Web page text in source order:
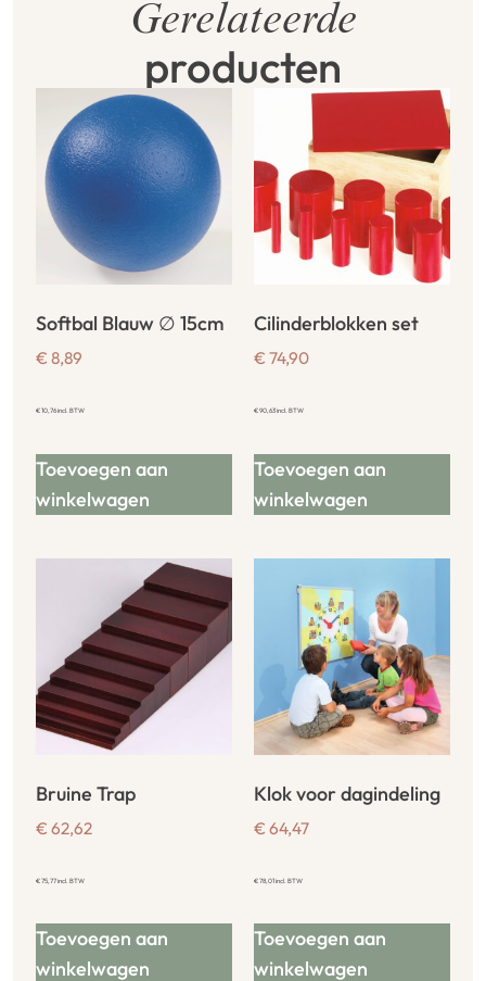
Gerelateerde
producten
Softbal Blauw ∅ 15cm
€ 8,89
€10,76incl. BTW
Toevoegen aan
winkelwagen
Cilinderblokken set
€ 74,90
€90,63incl. BTW
Toevoegen aan
winkelwagen
Bruine Trap
€ 62,62
€75,77incl. BTW
Toevoegen aan
winkelwagen
Klok voor dagindeling
€ 64,47
€78,01incl. BTW
Toevoegen aan
winkelwagen